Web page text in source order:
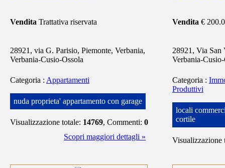
Vendita Trattativa riservata
28921, via G. Parisio, Piemonte, Verbania,
Verbania-Cusio-Ossola
Categoria : Appartamenti
nuda proprieta' appartamento con garage
Visualizzazione totale: 14769, Commenti: 0
Scopri maggiori dettagli »
Vendita €
28921, Via San
Verbania-
Categoria :
Produttivi
locali
cortile
Visualizzazione